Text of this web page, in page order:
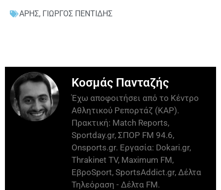
ΑΡΗΣ, ΓΙΩΡΓΟΣ ΠΕΝΤΙΔΗΣ
Κοσμάς Πανταζής
Έχω αποφοιτήσει από το Κέντρο
Αθλητικού Ρεπορτάζ (ΚΑΡ).
Πρακτική: Match Reports,
Sportday.gr, ΣΠΟΡ FM 94.6,
Onsports.gr. Εργασία: Dokari.gr,
Thrakinet TV, Maximum FM,
ΕβροSport, SportsAddict.gr, Δέλτα
Τηλεόραση - Δέλτα FM.